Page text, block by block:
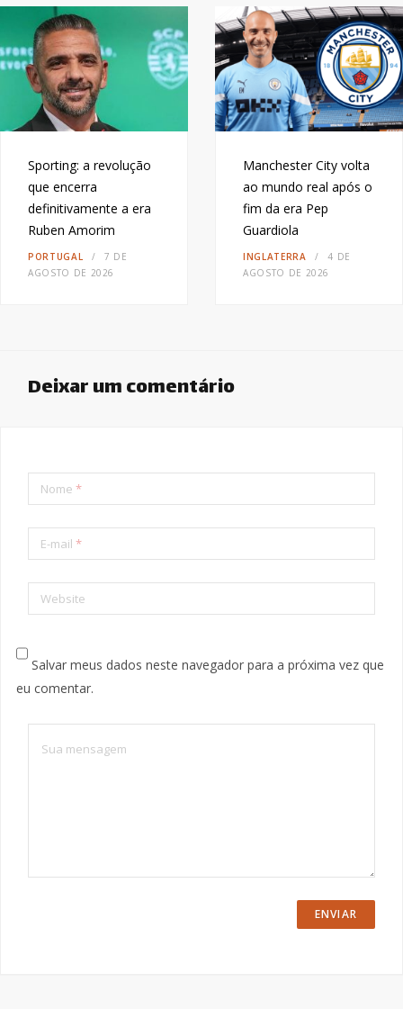
Sporting: a revolução
que encerra
definitivamente a era
Ruben Amorim
PORTUGAL
7 DE
AGOSTO DE 2026
Manchester City volta
ao mundo real após o
fim da era Pep
Guardiola
INGLATERRA
4 DE
AGOSTO DE 2026
Deixar um comentário
Nome *
E-mail *
Website
Salvar meus dados neste navegador para a próxima vez que
eu comentar.